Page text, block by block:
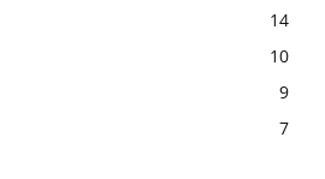
14
10
9
7